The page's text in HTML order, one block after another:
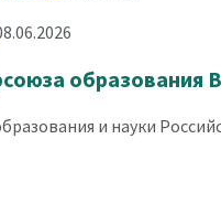
образования
и науки